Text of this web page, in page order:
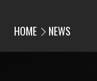
HOME NEWS